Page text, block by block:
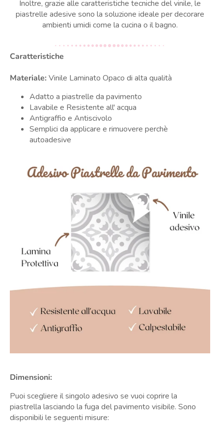
Inoltre, grazie alle caratteristiche tecniche del vinile, le
piastrelle adesive sono la soluzione ideale per decorare
ambienti umidi come la cucina o il bagno.
Caratteristiche
Materiale: Vinile Laminato Opaco di alta qualità
Adatto a piastrelle da pavimento
Lavabile e Resistente all' acqua
Antigraffio e Antiscivolo
Semplici da applicare e rimuovere perchè
autoadesive
Dimensioni:
Puoi scegliere il singolo adesivo se vuoi coprire la
piastrella lasciando la fuga del pavimento visibile. Sono
disponibili le seguenti misure: